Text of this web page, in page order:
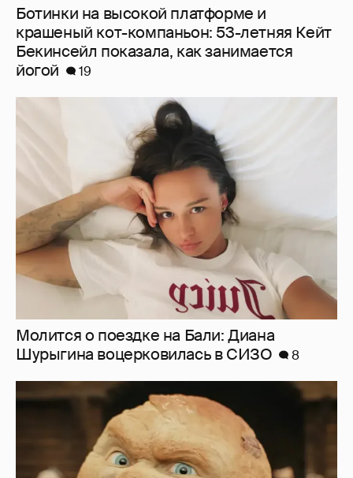
Молится о поездке на Бали: Диана
Шурыгина воцерковилась в СИЗО
Нулевой рейтинг, мемы и "туалетный
юмор": в сети обсуждают провал "Колобка"